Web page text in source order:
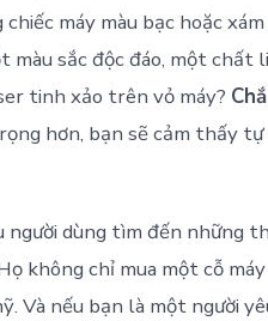
máy màu bạc hoặc
màu sắc độc đáo, một chất
tinh xảo trên vỏ máy?
hơn, bạn sẽ cảm thấy
dùng tìm đến những
không chỉ mua một cỗ
Và nếu bạn là một người